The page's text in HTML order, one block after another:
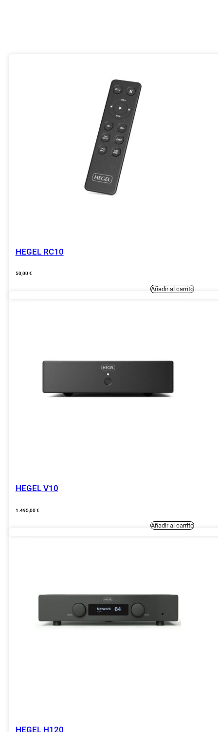
HEGEL RC10
50,00€
Añadir al carrito
HEGEL V10
1.495,00€
Añadir al carrito
HEGEL H120